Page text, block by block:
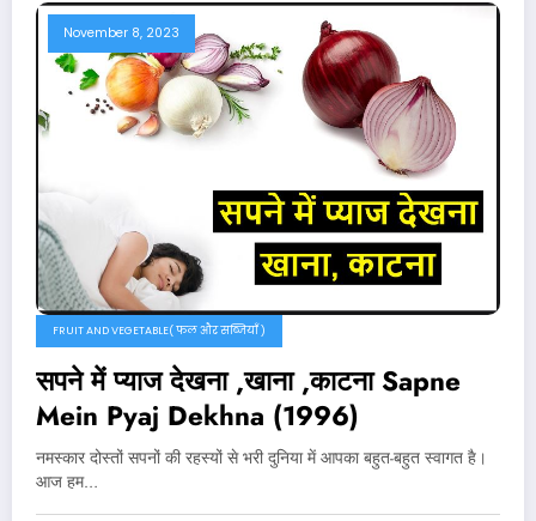
November 8, 2023
FRUIT AND VEGETABLE( फल और सब्जियाँ )
सपने में प्याज देखना ,खाना ,काटना Sapne
Mein Pyaj Dekhna (1996)
नमस्कार दोस्तों सपनों की रहस्यों से भरी दुनिया में आपका बहुत-बहुत स्वागत है।
आज हम…